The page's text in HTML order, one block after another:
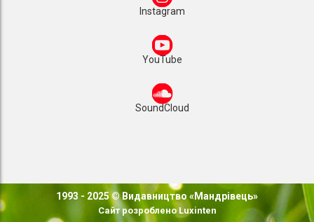
Instagram
YouTube
SoundCloud
1993 - 2025 © Видавництво «Мандрівець»
Сайт розробленоLuxinten